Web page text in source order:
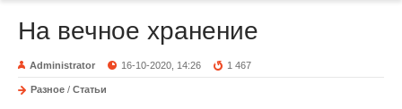
На вечное хранение
Administrator 16-10-2020, 14:26 1 467
Разное / Статьи